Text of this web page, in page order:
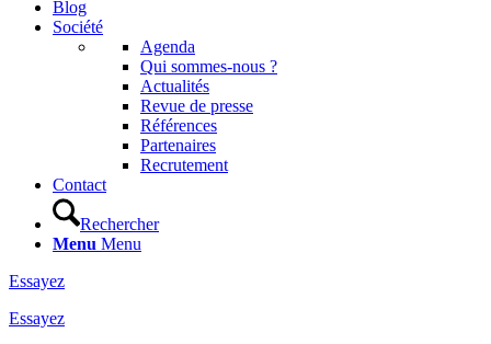
Blog
Société
Agenda
Qui sommes-nous ?
Actualités
Revue de presse
Références
Partenaires
Recrutement
Contact
Rechercher
Menu Menu
Essayez
Essayez